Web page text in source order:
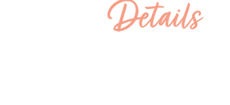
Details